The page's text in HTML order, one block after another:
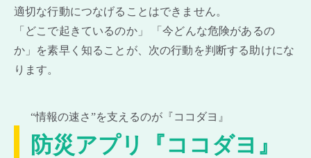
適切な行動につなげることはできません。
「どこで起きているのか」 「今どんな危険があるの
か」を素早く知ることが、次の行動を判断する助けにな
ります。
“情報の速さ”を支えるのが『ココダヨ』
防災アプリ『ココダヨ』